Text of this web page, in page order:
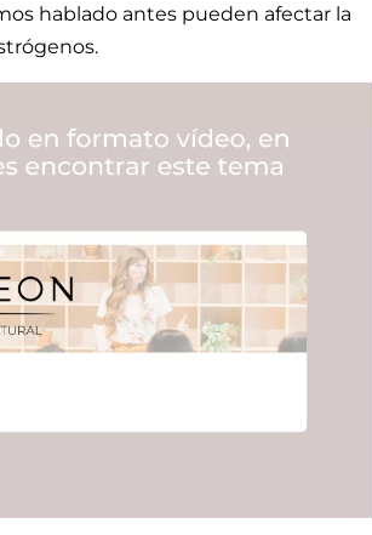
hablado antes pueden afectar la